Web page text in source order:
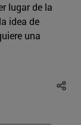
lugar de la
idea de
una